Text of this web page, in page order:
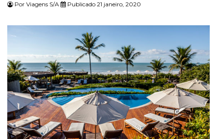
Por Viagens S/A Publicado 21 janeiro, 2020